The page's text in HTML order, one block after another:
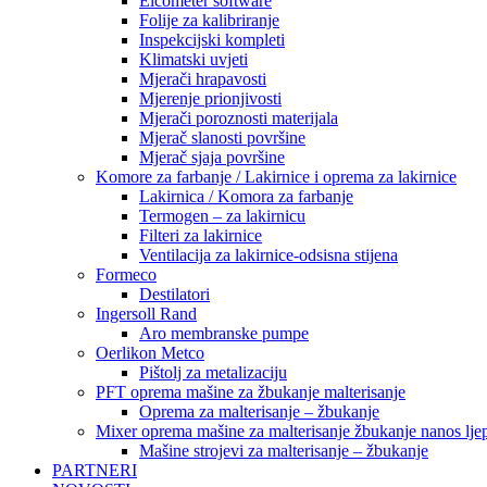
Folije za kalibriranje
Inspekcijski kompleti
Klimatski uvjeti
Mjerači hrapavosti
Mjerenje prionjivosti
Mjerači poroznosti materijala
Mjerač slanosti površine
Mjerač sjaja površine
Komore za farbanje / Lakirnice i oprema za lakirnice
Lakirnica / Komora za farbanje
Termogen – za lakirnicu
Filteri za lakirnice
Ventilacija za lakirnice-odsisna stijena
Formeco
Destilatori
Ingersoll Rand
Aro membranske pumpe
Oerlikon Metco
Pištolj za metalizaciju
PFT oprema mašine za žbukanje malterisanje
Oprema za malterisanje – žbukanje
Mixer oprema mašine za malterisanje žbukanje nanos
Mašine strojevi za malterisanje – žbukanje
PARTNERI